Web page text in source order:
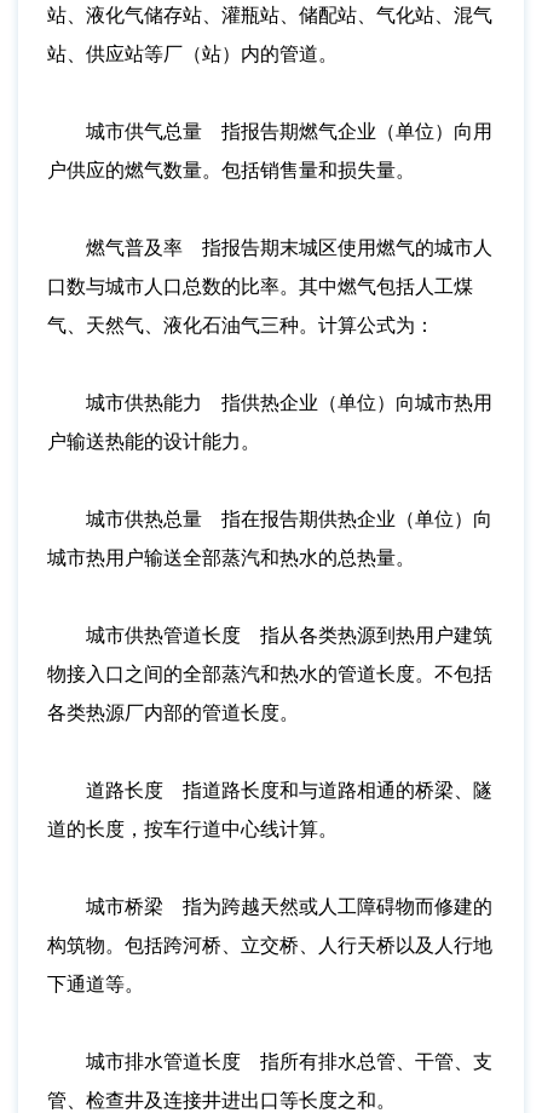
站、液化气储存站、灌瓶站、储配站、气化站、混气
站、供应站等厂（站）内的管道。
城市供气总量 指报告期燃气企业（单位）向用
户供应的燃气数量。包括销售量和损失量。
燃气普及率 指报告期末城区使用燃气的城市人
口数与城市人口总数的比率。其中燃气包括人工煤
气、天然气、液化石油气三种。计算公式为：
城市供热能力 指供热企业（单位）向城市热用
户输送热能的设计能力。
城市供热总量 指在报告期供热企业（单位）向
城市热用户输送全部蒸汽和热水的总热量。
城市供热管道长度 指从各类热源到热用户建筑
物接入口之间的全部蒸汽和热水的管道长度。不包括
各类热源厂内部的管道长度。
道路长度 指道路长度和与道路相通的桥梁、隧
道的长度，按车行道中心线计算。
城市桥梁 指为跨越天然或人工障碍物而修建的
构筑物。包括跨河桥、立交桥、人行天桥以及人行地
下通道等。
城市排水管道长度 指所有排水总管、干管、支
管、检查井及连接井进出口等长度之和。